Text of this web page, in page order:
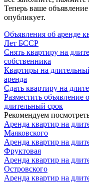
Теперь ваше
опубликует.
Объявления об аренде
Лет БССР
Снять квартиру на
собственника
Квартиры на
аренда
Сдать квартиру на
Разместить объявление
длительный срок
Рекомендуем
Аренда квартир на
Маяковского
Аренда квартир на
Фруктовая
Аренда квартир на
Островского
Аренда квартир на